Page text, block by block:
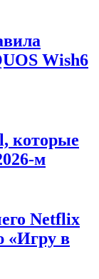
Wish6
которые
м
Netflix
«Игру в